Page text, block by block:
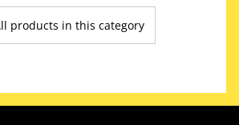
products in this category